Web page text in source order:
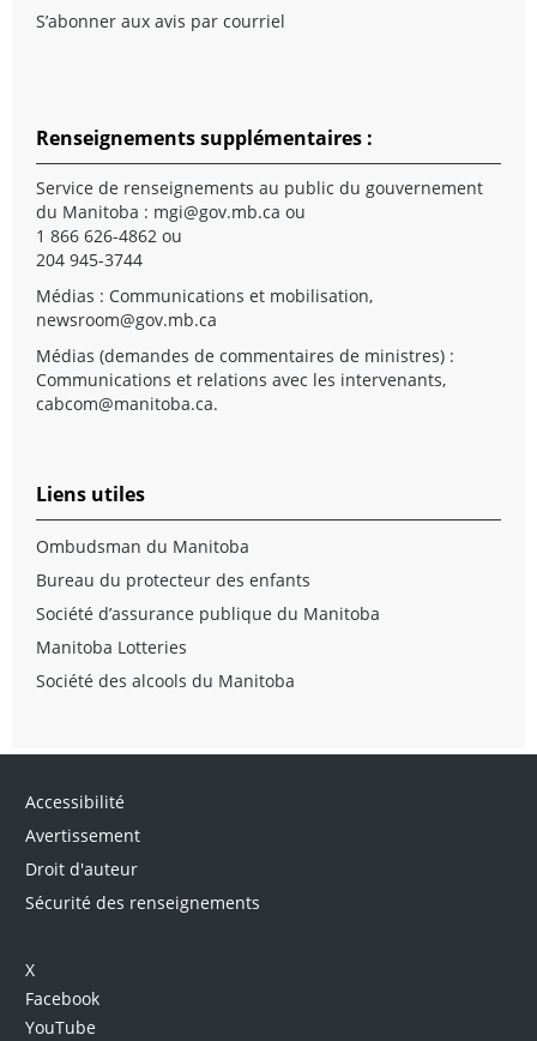
S’abonner aux avis par courriel
Renseignements supplémentaires :
Service de renseignements au public du gouvernement
du Manitoba : mgi@gov.mb.ca ou
1 866 626-4862 ou
204 945-3744
Médias : Communications et mobilisation,
newsroom@gov.mb.ca
Médias (demandes de commentaires de ministres) :
Communications et relations avec les intervenants,
cabcom@manitoba.ca.
Liens utiles
Ombudsman du Manitoba
Bureau du protecteur des enfants
Société d’assurance publique du Manitoba
Manitoba Lotteries
Société des alcools du Manitoba
Accessibilité
Avertissement
Droit d'auteur
Sécurité des renseignements
X
Facebook
YouTube